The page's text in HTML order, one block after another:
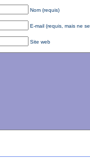
Nom (requis)
E-mail (requis, mais ne
Site web